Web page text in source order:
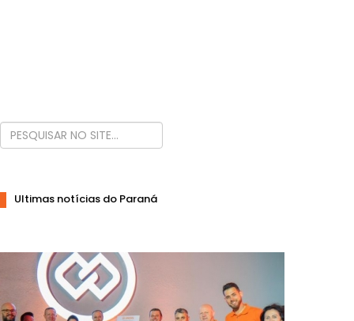
Ultimas notícias do Paraná